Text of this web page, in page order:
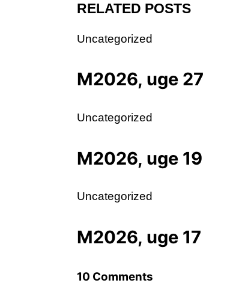
RELATED POSTS
Uncategorized
M2026, uge 27
Uncategorized
M2026, uge 19
Uncategorized
M2026, uge 17
10 Comments